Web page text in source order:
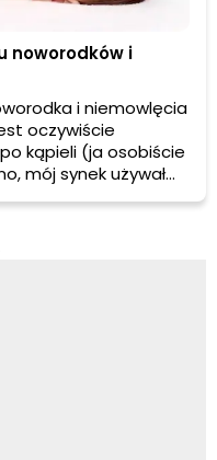
noworodków i
i niemowlęcia
oczywiście
kąpieli (ja osobiście
mój synek używał
moje koleżanki